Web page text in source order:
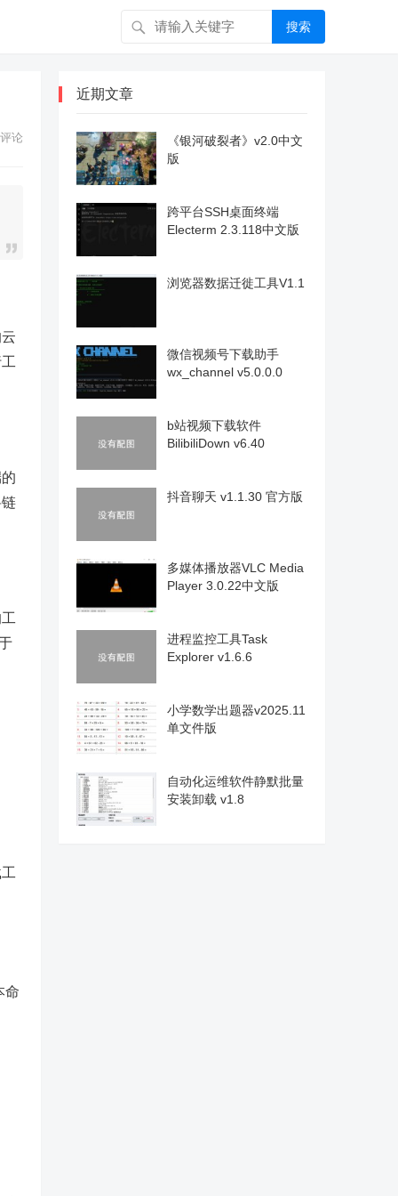
搜索
评论
命
近期文章
《银河破裂者》v2.0中文
版
跨平台SSH桌面终端
Electerm 2.3.118中文版
浏览器数据迁徙工具V1.1
微信视频号下载助手
wx_channel v5.0.0.0
b站视频下载软件
BilibiliDown v6.40
抖音聊天 v1.1.30 官方版
多媒体播放器VLC Media
Player 3.0.22中文版
进程监控工具Task
Explorer v1.6.6
小学数学出题器v2025.11
单文件版
自动化运维软件静默批量
安装卸载 v1.8